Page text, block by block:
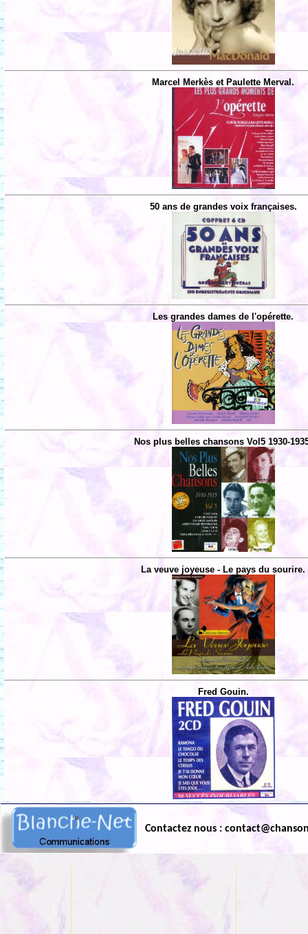
Marcel Merkès et Paulette Merval.
50 ans de grandes voix françaises.
Les grandes dames de l'opérette.
Nos plus belles chansons Vol5 1930-
La veuve joyeuse - Le pays du sourire.
Fred Gouin.
Contactez nous :